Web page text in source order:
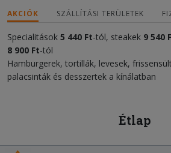
AKCIÓK SZÁLLÍTÁSI TERÜLETEK
Specialitások 5 440 Ft-tól, steakek 9 540
8 900 Ft-tól
Hamburgerek, tortillák, levesek,
palacsinták és desszertek a kínálatban
Étlap